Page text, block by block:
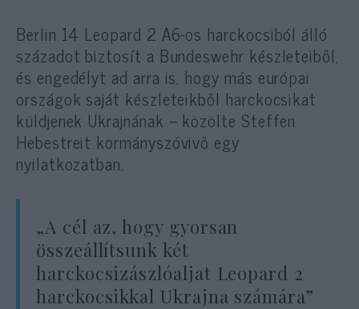
Berlin 14 Leopard 2 A6-os harckocsiból álló
századot biztosít a Bundeswehr készleteiből,
és engedélyt ad arra is, hogy más európai
országok saját készleteikből harckocsikat
küldjenek Ukrajnának – közölte Steffen
Hebestreit kormányszóvivő egy
nyilatkozatban.
„A cél az, hogy gyorsan
összeállítsunk két
harckocsizászlóaljat Leopard 2
harckocsikkal Ukrajna számára”